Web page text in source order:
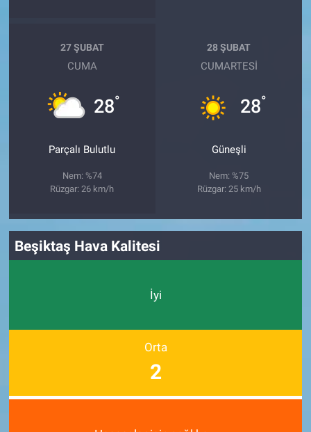
27 ŞUBAT
CUMA
28°
Parçalı Bulutlu
Nem: %74
Rüzgar: 26 km/h
28 ŞUBAT
CUMARTESI
28°
Güneşli
Nem: %75
Rüzgar: 25 km/h
Beşiktaş Hava Kalitesi
İyi
Orta
2